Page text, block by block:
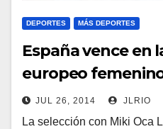
DEPORTES MÁS DEPORTES
España vence en
europeo
JUL 26, 2014 JLRIO
La selección con Miki Oca